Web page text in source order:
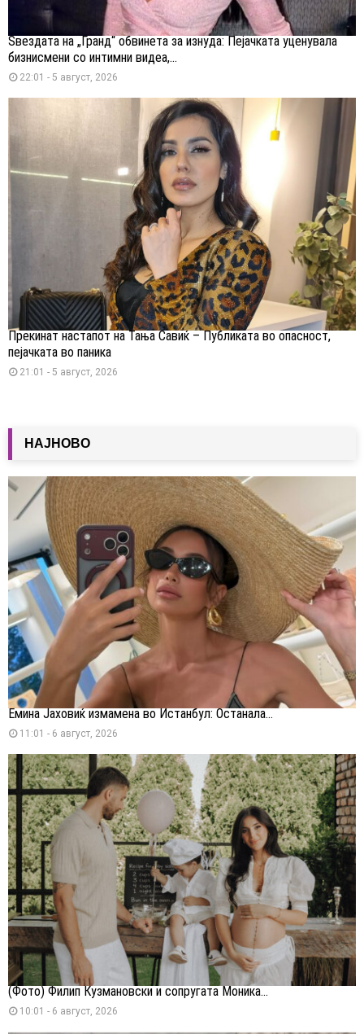
Ѕвездата на „Гранд“ обвинета за изнуда: Пејачката уценувала
бизнисмени со интимни видеа,...
22:01 - 5 август, 2026
Прекинат настапот на Тања Савиќ – Публиката во опасност,
пејачката во паника
21:01 - 5 август, 2026
НАЈНОВО
Емина Јаховиќ измамена во Истанбул: Останала...
11:01 - 6 август, 2026
(Фото) Филип Кузмановски и сопругата Моника...
10:01 - 6 август, 2026